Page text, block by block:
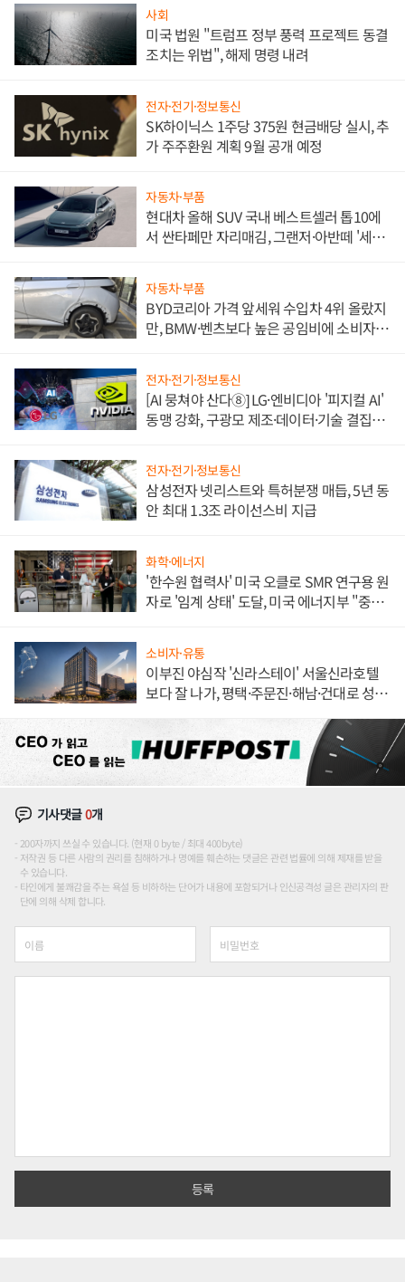
사회
미국 법원 "트럼프 정부 풍력 프로젝트 동결
조치는 위법", 해제 명령 내려
전자·전기·정보통신
SK하이닉스 1주당 375원 현금배당 실시, 추
가 주주환원 계획 9월 공개 예정
자동차·부품
현대차 올해 SUV 국내 베스트셀러 톱10에
서 싼타페만 자리매김, 그랜저·아반떼 '세단
자동차·부품
BYD코리아 가격 앞세워 수입차 4위 올랐지
만, BMW·벤츠보다 높은 공임비에 소비자
전자·전기·정보통신
[AI 뭉쳐야 산다⑧] LG·엔비디아 '피지컬 AI'
동맹 강화, 구광모 제조·데이터·기술 결집
전자·전기·정보통신
삼성전자 넷리스트와 특허분쟁 매듭, 5년 동
안 최대 1.3조 라이선스비 지급
화학·에너지
'한수원 협력사' 미국 오클로 SMR 연구용 원
자로 '임계 상태' 도달, 미국 에너지부 "중요
소비자·유통
이부진 야심작 '신라스테이' 서울신라호텔
보다 잘 나가, 평택·주문진·해남·건대로 성
기사댓글0개
200자까지 쓰실 수 있습니다. (현재 0 byte / 최대 400byte)
저작권 등 다른 사람의 권리를 침해하거나 명예를 훼손하는 댓글은 관련 법률에 의해 제재를 받을
수 있습니다.
타인에게 불쾌감을 주는 욕설 등 비하하는 단어가 내용에 포함되거나 인신공격성 글은 관리자의 판
단에 의해 삭제 합니다.